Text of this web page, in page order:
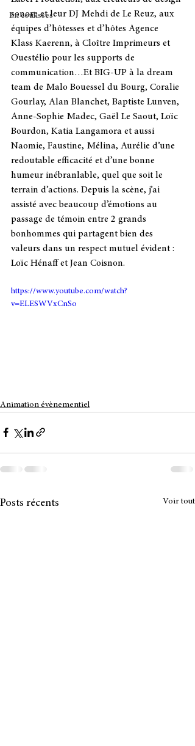
En coulisses
sonore et leur DJ Mehdi de Le Reuz, aux
équipes d’hôtesses et d’hôtes Agence
Klass Kaerenn, à Cloître Imprimeurs et
Ouestélio pour les supports de
communication…Et BIG-UP à la dream
team de Malo Bouessel du Bourg, Coralie
Gourlay, Alan Blanchet, Baptiste Lunven,
Anne-Sophie Madec, Gaël Le Saout, Loïc
Bourdon, Katia Langamora et aussi
Naomie, Faustine, Mélina, Aurélie d’une
redoutable efficacité et d’une bonne
humeur inébranlable, quel que soit le
terrain d’actions. Depuis la scène, j’ai
assisté avec beaucoup d’émotions au
passage de témoin entre 2 grands
bonhommes qui partagent bien des
valeurs dans un respect mutuel évident :
Loïc Hénaff et Jean Coisnon.
https://www.youtube.com/watch?
v=ELESWVxCnSo
Animation évènementiel
Posts récents Voir tout